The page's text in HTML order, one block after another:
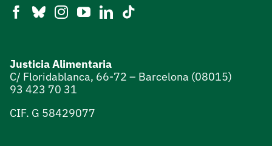
Justicia Alimentaria
C/ Floridablanca, 66-72 – Barcelona (08015)
93 423 70 31
CIF. G 58429077